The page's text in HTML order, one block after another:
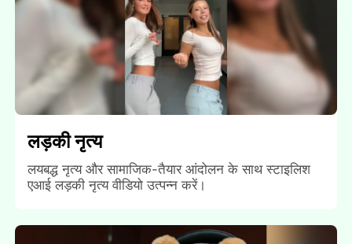
लड़की नृत्य
लयबद्ध नृत्य और सामाजिक-तैयार आंदोलन के साथ स्टाइलिश
एआई लड़की नृत्य वीडियो उत्पन्न करें।